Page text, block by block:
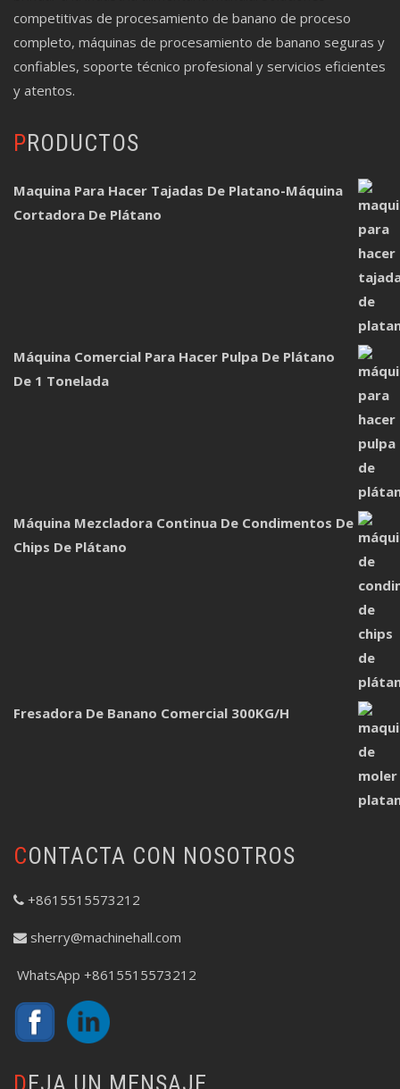
competitivas de procesamiento de banano de proceso
completo, máquinas de procesamiento de banano seguras y
confiables, soporte técnico profesional y servicios eficientes
y atentos.
PRODUCTOS
Maquina Para Hacer Tajadas De Platano-Máquina
Cortadora De Plátano
Máquina Comercial Para Hacer Pulpa De Plátano
De 1 Tonelada
Máquina Mezcladora Continua De Condimentos De
Chips De Plátano
Fresadora De Banano Comercial 300KG/H
CONTACTA CON NOSOTROS
+8615515573212
sherry@machinehall.com
WhatsApp +8615515573212
DEJA UN MENSAJE